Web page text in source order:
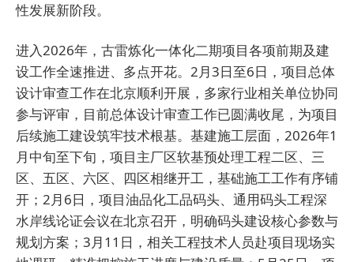
性发展新阶段。
进入2026年，古雷炼化一体化二期项目各项前期及建
设工作全速推进、多点开花。2月3日至6日，项目总体
设计审查工作在北京顺利开展，多家行业相关单位协同
参与评审，目前总体设计审查工作已圆满收尾，为项目
后续施工建设筑牢技术根基。基建施工层面，2026年1
月中旬至下旬，项目主厂区软基预处理工程二区、三
区、五区、六区、四区相继开工，基础施工工作有序铺
开；2月6日，项目油品化工品码头、通用码头工程深
水岸线论证会议在北京召开，明确码头建设核心参数与
规划方案；3月11日，相关工程技术人员赴项目现场实